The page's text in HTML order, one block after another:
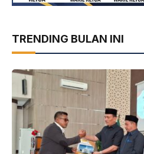
TRENDING BULAN INI